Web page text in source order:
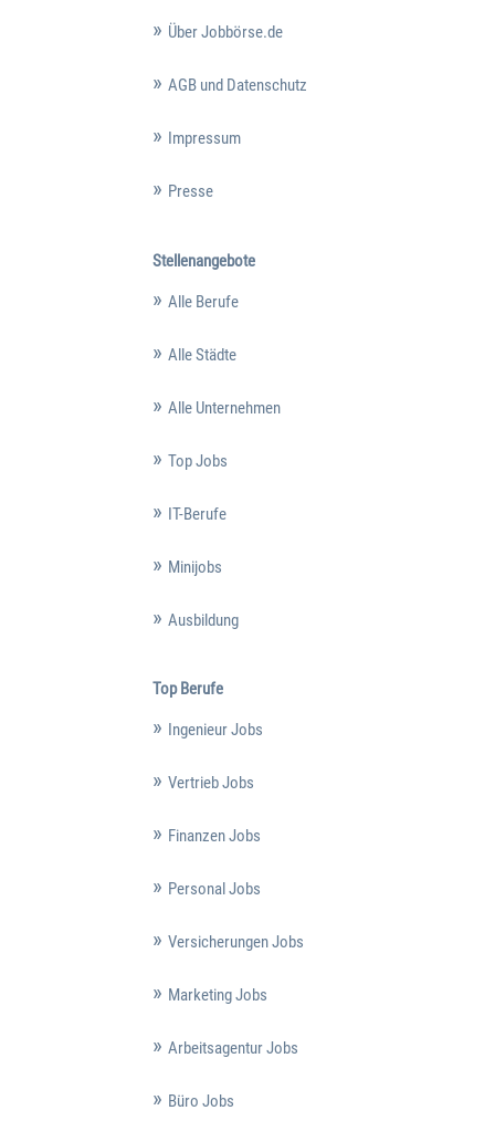
Über Jobbörse.de
AGB und Datenschutz
Impressum
Presse
Stellenangebote
Alle Berufe
Alle Städte
Alle Unternehmen
Top Jobs
IT-Berufe
Minijobs
Ausbildung
Top Berufe
Ingenieur Jobs
Vertrieb Jobs
Finanzen Jobs
Personal Jobs
Versicherungen Jobs
Marketing Jobs
Arbeitsagentur Jobs
Büro Jobs